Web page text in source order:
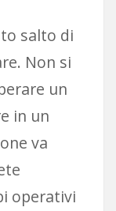
salto di
Non si
un
in un
va
operativi